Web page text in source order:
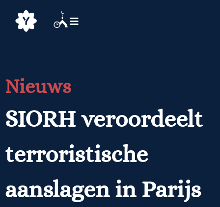
Nieuws
SIORH veroordeelt
terroristische
aanslagen in Parijs